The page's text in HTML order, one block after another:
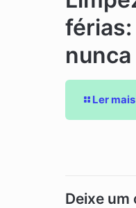
Ler mais
Deixe um